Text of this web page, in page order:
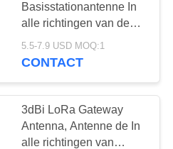
Basisstationantenne In
alle richtingen van de
Band7dbi Glasvezel
5.5-7.9 USD MOQ:1
CONTACT
3dBi LoRa Gateway
Antenna, Antenne de In
alle richtingen van